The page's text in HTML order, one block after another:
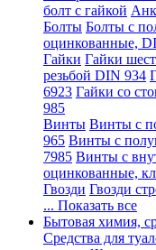
болт с гайкой
Болты Болты с
оцинкованные,
Гайки Гайки
резьбой DIN 934
6923 Гайки со
985
Винты Винты с
965 Винты с
7985 Винты с
оцинкованные,
Гвозди Гвозди
... Показать все
Бытовая химия,
Средства для